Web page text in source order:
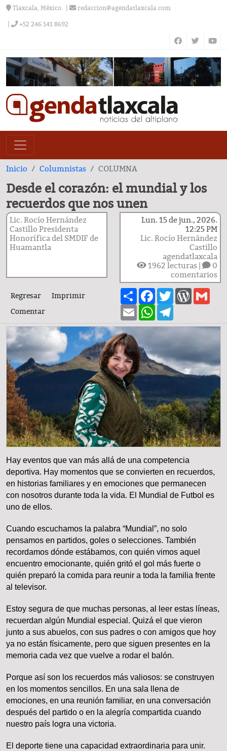
Tlaxcala, México. redaccion@agendatlaxcala.com
+52 246 141 8692
Inicio Columnistas COLUMNA
Desde el corazón: el mundial y los
recuerdos que nos unen
Lic. Rocío Hernández
Castillo Presidenta
Honorífica del SMDIF de
Huamantla
Lun. 15 de jun., 2026.
12:25 PM
Lic. Rocío Hernández
Castillo
agendatlaxcala
1962 lecturas |
0
comentarios
Regresar
Imprimir
Comentar
ShareFacebook
Twitter
EmailWhatsApp
Hay eventos que van más allá de una competencia
deportiva. Hay momentos que se convierten en recuerdos,
en historias familiares y en emociones que permanecen
con nosotros durante toda la vida. El Mundial de Futbol es
uno de ellos.
Cuando escuchamos la palabra “Mundial”, no solo
pensamos en partidos, goles o selecciones. También
recordamos dónde estábamos, con quién vimos aquel
encuentro emocionante, quién gritó el gol más fuerte o
quién preparó la comida para reunir a toda la familia frente
al televisor.
Estoy segura de que muchas personas, al leer estas líneas,
recuerdan algún Mundial especial. Quizá el que vieron
junto a sus abuelos, con sus padres o con amigos que hoy
ya no están físicamente, pero que siguen presentes en la
memoria cada vez que vuelve a rodar el balón.
Porque así son los recuerdos más valiosos: se construyen
en los momentos sencillos. En una sala llena de
emociones, en una reunión familiar, en una conversación
después del partido o en la alegría compartida cuando
nuestro país logra una victoria.
El deporte tiene una capacidad extraordinaria para unir.